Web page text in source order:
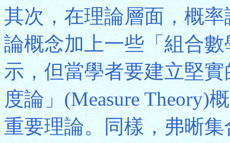
其次，在理論層面，概
論概念加上一些「組合數
示，但當學者要建立堅
度論」(Measure Theory)
重要理論。同樣，弗晰